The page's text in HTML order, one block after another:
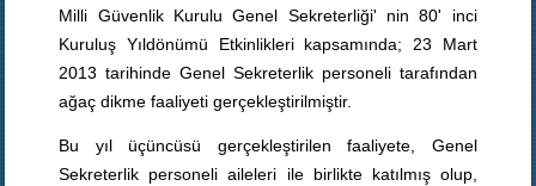
Milli Güvenlik Kurulu Genel Sekreterliği' nin 80' inci
Kuruluş Yıldönümü Etkinlikleri kapsamında; 23 Mart
2013 tarihinde Genel Sekreterlik personeli tarafından
ağaç dikme faaliyeti gerçekleştirilmiştir.
Bu yıl üçüncüsü gerçekleştirilen faaliyete, Genel
Sekreterlik personeli aileleri ile birlikte katılmış olup,